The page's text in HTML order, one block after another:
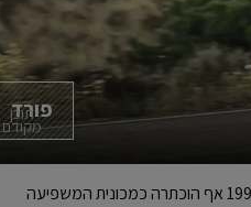
פורד
תוכן
מקודם
פורד נוסדה במישיגן שבארה"ב בשנת 1903 ע"י הנרי פורד. בשנת 1908 הושקה ה"מודל "T שהייתה המכונית הראשונה בעולם שיוצרה בשיטת פס ייצור ובשנת 1999 אף הוכתרה כמכונית המשפיעה